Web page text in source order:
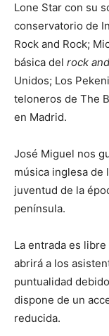
Lone Star con su
conservatorio de
Rock and Rock;
básica del rock
Unidos; Los
teloneros de The
en Madrid.
José Miguel nos
música inglesa de
juventud de la
península.
La entrada es
abrirá a los
puntualidad
dispone de un
reducida.